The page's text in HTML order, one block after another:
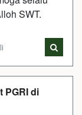
SWT.
PGRI di